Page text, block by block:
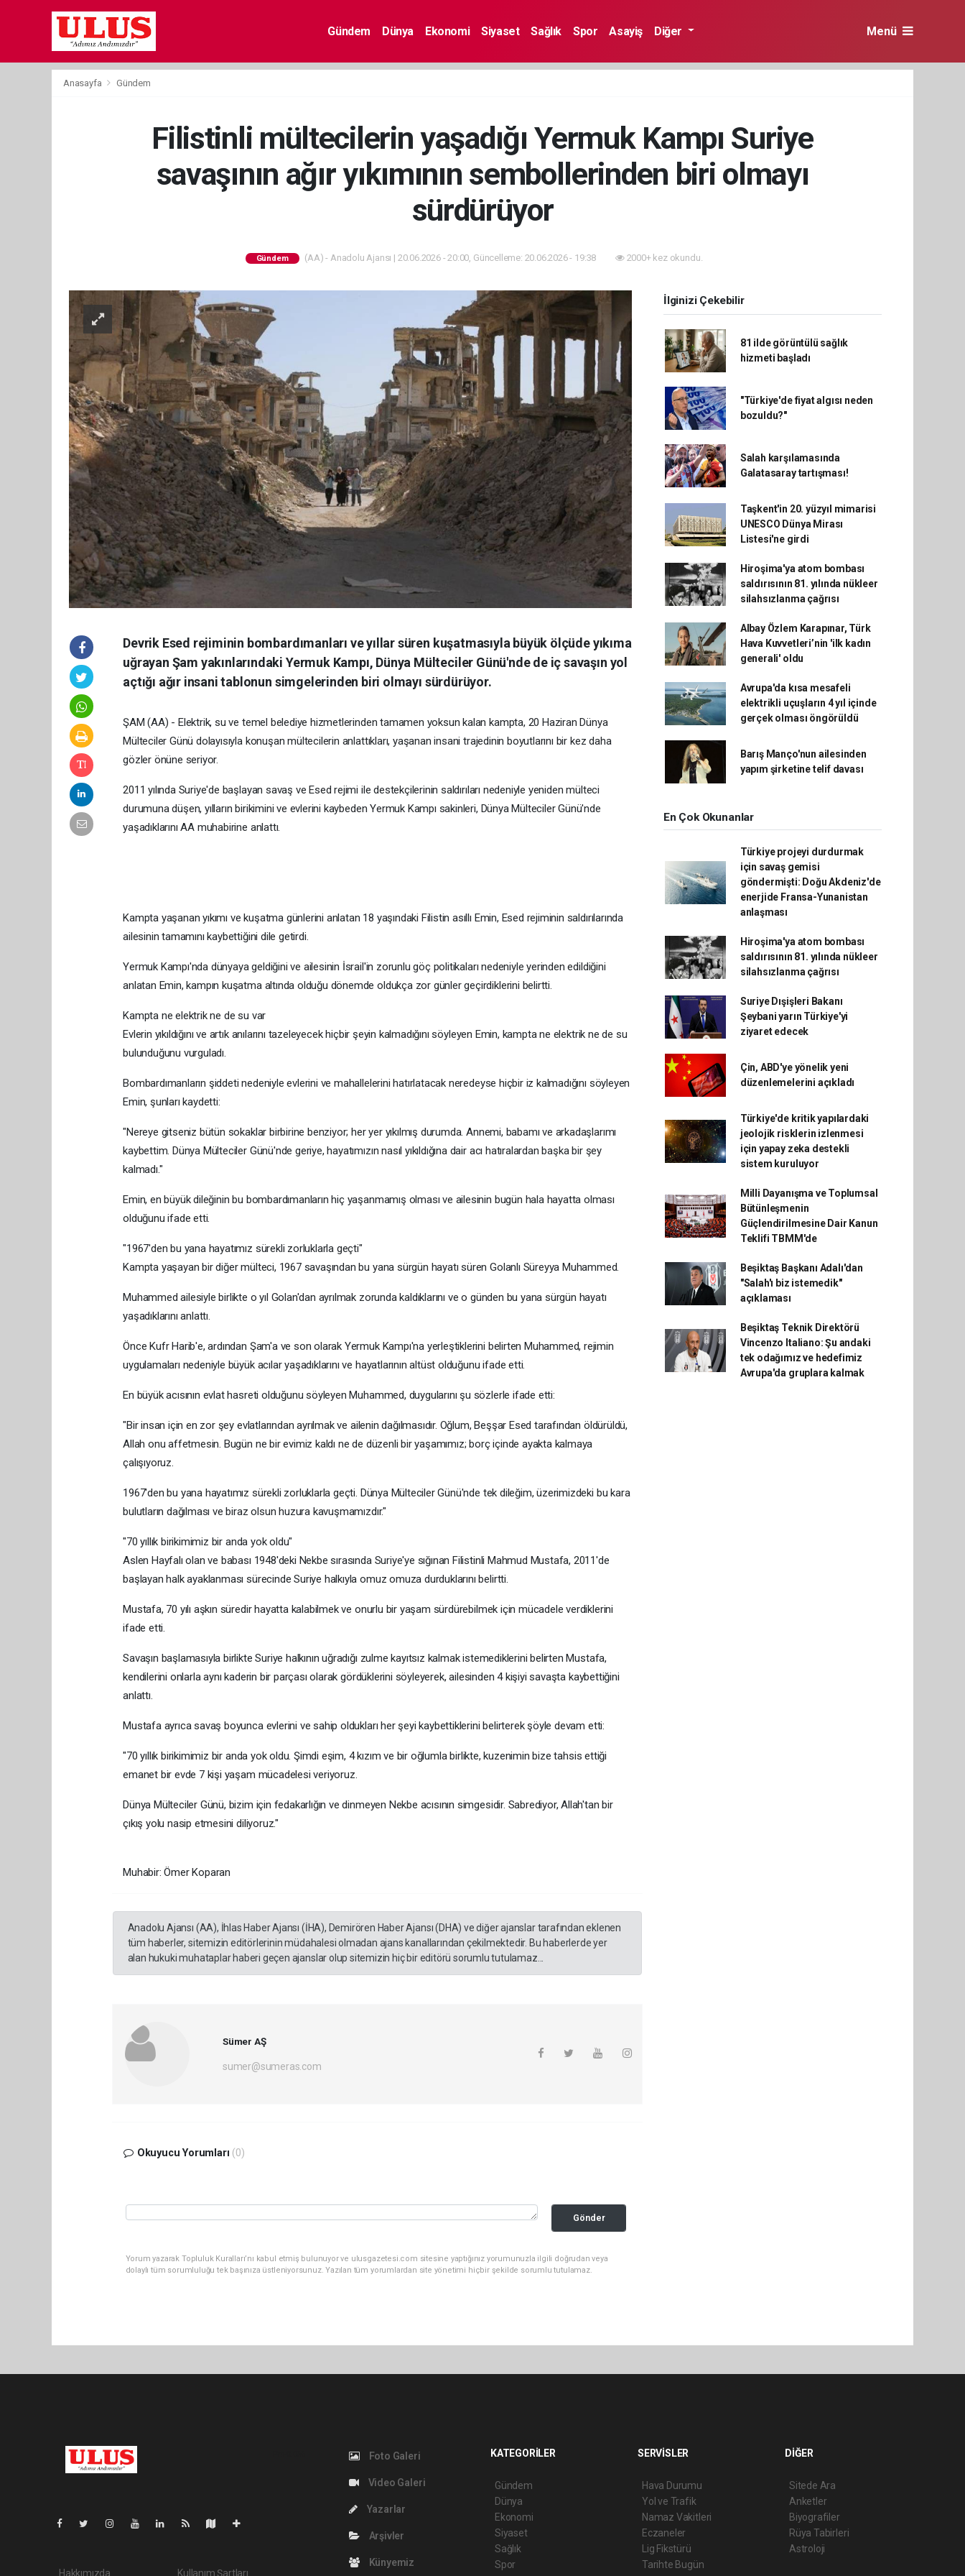
Gündem Dünya Ekonomi Siyaset Sağlık Spor Asayiş Diğer Menü
Anasayfa Gündem
Filistinli mültecilerin yaşadığı Yermuk Kampı Suriye
savaşının ağır yıkımının sembollerinden biri olmayı
sürdürüyor
Gündem (AA) - Anadolu Ajansı | 20.06.2026 - 20:00, Güncelleme: 20.06.2026 - 19:38 2000+ kez okundu.
Devrik Esed rejiminin bombardımanları ve yıllar süren kuşatmasıyla büyük ölçüde yıkıma
uğrayan Şam yakınlarındaki Yermuk Kampı, Dünya Mülteciler Günü'nde de iç savaşın yol
açtığı ağır insani tablonun simgelerinden biri olmayı sürdürüyor.
ŞAM (AA) - Elektrik, su ve temel belediye hizmetlerinden tamamen yoksun kalan kampta, 20 Haziran Dünya
Mülteciler Günü dolayısıyla konuşan mültecilerin anlattıkları, yaşanan insani trajedinin boyutlarını bir kez daha
gözler önüne seriyor.
2011 yılında Suriye'de başlayan savaş ve Esed rejimi ile destekçilerinin saldırıları nedeniyle yeniden mülteci
durumuna düşen, yılların birikimini ve evlerini kaybeden Yermuk Kampı sakinleri, Dünya Mülteciler Günü'nde
yaşadıklarını AA muhabirine anlattı.
Kampta yaşanan yıkımı ve kuşatma günlerini anlatan 18 yaşındaki Filistin asıllı Emin, Esed rejiminin saldırılarında
ailesinin tamamını kaybettiğini dile getirdi.
Yermuk Kampı'nda dünyaya geldiğini ve ailesinin İsrail'in zorunlu göç politikaları nedeniyle yerinden edildiğini
anlatan Emin, kampın kuşatma altında olduğu dönemde oldukça zor günler geçirdiklerini belirtti.
Kampta ne elektrik ne de su var
Evlerin yıkıldığını ve artık anılarını tazeleyecek hiçbir şeyin kalmadığını söyleyen Emin, kampta ne elektrik ne de su
bulunduğunu vurguladı.
Bombardımanların şiddeti nedeniyle evlerini ve mahallelerini hatırlatacak neredeyse hiçbir iz kalmadığını söyleyen
Emin, şunları kaydetti:
"Nereye gitseniz bütün sokaklar birbirine benziyor; her yer yıkılmış durumda. Annemi, babamı ve arkadaşlarımı
kaybettim. Dünya Mülteciler Günü'nde geriye, hayatımızın nasıl yıkıldığına dair acı hatıralardan başka bir şey
kalmadı."
Emin, en büyük dileğinin bu bombardımanların hiç yaşanmamış olması ve ailesinin bugün hala hayatta olması
olduğunu ifade etti.
"1967'den bu yana hayatımız sürekli zorluklarla geçti"
Kampta yaşayan bir diğer mülteci, 1967 savaşından bu yana sürgün hayatı süren Golanlı Süreyya Muhammed.
Muhammed ailesiyle birlikte o yıl Golan'dan ayrılmak zorunda kaldıklarını ve o günden bu yana sürgün hayatı
yaşadıklarını anlattı.
Önce Kufr Harib'e, ardından Şam'a ve son olarak Yermuk Kampı'na yerleştiklerini belirten Muhammed, rejimin
uygulamaları nedeniyle büyük acılar yaşadıklarını ve hayatlarının altüst olduğunu ifade etti.
En büyük acısının evlat hasreti olduğunu söyleyen Muhammed, duygularını şu sözlerle ifade etti:
"Bir insan için en zor şey evlatlarından ayrılmak ve ailenin dağılmasıdır. Oğlum, Beşşar Esed tarafından öldürüldü,
Allah onu affetmesin. Bugün ne bir evimiz kaldı ne de düzenli bir yaşamımız; borç içinde ayakta kalmaya
çalışıyoruz.
1967'den bu yana hayatımız sürekli zorluklarla geçti. Dünya Mülteciler Günü'nde tek dileğim, üzerimizdeki bu kara
bulutların dağılması ve biraz olsun huzura kavuşmamızdır."
"70 yıllık birikimimiz bir anda yok oldu"
Aslen Hayfalı olan ve babası 1948'deki Nekbe sırasında Suriye'ye sığınan Filistinli Mahmud Mustafa, 2011'de
başlayan halk ayaklanması sürecinde Suriye halkıyla omuz omuza durduklarını belirtti.
Mustafa, 70 yılı aşkın süredir hayatta kalabilmek ve onurlu bir yaşam sürdürebilmek için mücadele verdiklerini
ifade etti.
Savaşın başlamasıyla birlikte Suriye halkının uğradığı zulme kayıtsız kalmak istemediklerini belirten Mustafa,
kendilerini onlarla aynı kaderin bir parçası olarak gördüklerini söyleyerek, ailesinden 4 kişiyi savaşta kaybettiğini
anlattı.
Mustafa ayrıca savaş boyunca evlerini ve sahip oldukları her şeyi kaybettiklerini belirterek şöyle devam etti:
"70 yıllık birikimimiz bir anda yok oldu. Şimdi eşim, 4 kızım ve bir oğlumla birlikte, kuzenimin bize tahsis ettiği
emanet bir evde 7 kişi yaşam mücadelesi veriyoruz.
Dünya Mülteciler Günü, bizim için fedakarlığın ve dinmeyen Nekbe acısının simgesidir. Sabrediyor, Allah'tan bir
çıkış yolu nasip etmesini diliyoruz."
Muhabir: Ömer Koparan
Anadolu Ajansı (AA), İhlas Haber Ajansı (İHA), Demirören Haber Ajansı (DHA) ve diğer ajanslar tarafından eklenen
tüm haberler, sitemizin editörlerinin müdahalesi olmadan ajans kanallarından çekilmektedir. Bu haberlerde yer
alan hukuki muhataplar haberi geçen ajanslar olup sitemizin hiç bir editörü sorumlu tutulamaz...
Sümer AŞ
sumer@sumeras.com
Okuyucu Yorumları (0)
Gönder
Yorum yazarak Topluluk Kuralları’nı kabul etmiş bulunuyor ve ulusgazetesi.com sitesine yaptığınız yorumunuzla ilgili doğrudan veya
dolaylı tüm sorumluluğu tek başınıza üstleniyorsunuz. Yazılan tüm yorumlardan site yönetimi hiçbir şekilde sorumlu tutulamaz.
İlginizi Çekebilir
81 ilde görüntülü sağlık
hizmeti başladı
"Türkiye'de fiyat algısı neden
bozuldu?"
Salah karşılamasında
Galatasaray tartışması!
Taşkent'in 20. yüzyıl mimarisi
UNESCO Dünya Mirası
Listesi'ne girdi
Hiroşima'ya atom bombası
saldırısının 81. yılında nükleer
silahsızlanma çağrısı
Albay Özlem Karapınar, Türk
Hava Kuvvetleri’nin 'ilk kadın
generali' oldu
Avrupa'da kısa mesafeli
elektrikli uçuşların 4 yıl içinde
gerçek olması öngörüldü
Barış Manço'nun ailesinden
yapım şirketine telif davası
En Çok Okunanlar
Türkiye projeyi durdurmak
için savaş gemisi
göndermişti: Doğu Akdeniz'de
enerjide Fransa-Yunanistan
anlaşması
Hiroşima'ya atom bombası
saldırısının 81. yılında nükleer
silahsızlanma çağrısı
Suriye Dışişleri Bakanı
Şeybani yarın Türkiye'yi
ziyaret edecek
Çin, ABD'ye yönelik yeni
düzenlemelerini açıkladı
Türkiye'de kritik yapılardaki
jeolojik risklerin izlenmesi
için yapay zeka destekli
sistem kuruluyor
Milli Dayanışma ve Toplumsal
Bütünleşmenin
Güçlendirilmesine Dair Kanun
Teklifi TBMM'de
Beşiktaş Başkanı Adalı'dan
"Salah'ı biz istemedik"
açıklaması
Beşiktaş Teknik Direktörü
Vincenzo Italiano: Şu andaki
tek odağımız ve hedefimiz
Avrupa'da gruplara kalmak
Hakkımızda Kullanım Şartları
Foto Galeri
Video Galeri
Yazarlar
Arşivler
Künyemiz
KATEGORİLER
Gündem
Dünya
Ekonomi
Siyaset
Sağlık
Spor
SERVİSLER
Hava Durumu
Yol ve Trafik
Namaz Vakitleri
Eczaneler
Lig Fikstürü
Tarihte Bugün
DİĞER
Sitede Ara
Anketler
Biyografiler
Rüya Tabirleri
Astroloji